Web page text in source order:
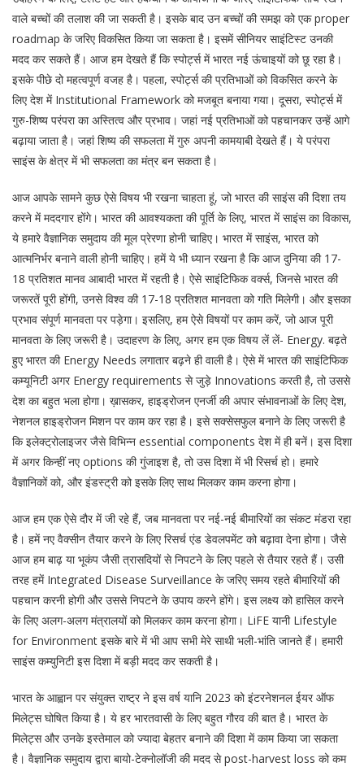
वाले बच्चों की तलाश की जा सकती है। इसके बाद उन बच्चों की समझ को एक proper
roadmap के जरिए विकसित किया जा सकता है। इसमें सीनियर साइंटिस्ट उनकी
मदद कर सकते हैं। आज हम देखते हैं कि स्पोर्ट्स में भारत नई ऊंचाइयों को छू रहा है।
इसके पीछे दो महत्वपूर्ण वजह है। पहला, स्पोर्ट्स की प्रतिभाओं को विकसित करने के
लिए देश में Institutional Framework को मजबूत बनाया गया। दूसरा, स्पोर्ट्स में
गुरु-शिष्य परंपरा का अस्तित्व और प्रभाव। जहां नई प्रतिभाओं को पहचानकर उन्हें आगे
बढ़ाया जाता है। जहां शिष्य की सफलता में गुरु अपनी कामयाबी देखते हैं। ये परंपरा
साइंस के क्षेत्र में भी सफलता का मंत्र बन सकता है।
आज आपके सामने कुछ ऐसे विषय भी रखना चाहता हूं, जो भारत की साइंस की दिशा तय
करने में मददगार होंगे। भारत की आवश्यकता की पूर्ति के लिए, भारत में साइंस का विकास,
ये हमारे वैज्ञानिक समुदाय की मूल प्रेरणा होनी चाहिए। भारत में साइंस, भारत को
आत्मनिर्भर बनाने वाली होनी चाहिए। हमें ये भी ध्यान रखना है कि आज दुनिया की 17-
18 प्रतिशत मानव आबादी भारत में रहती है। ऐसे साइंटिफिक वर्क्स, जिनसे भारत की
जरूरतें पूरी होंगी, उनसे विश्व की 17-18 प्रतिशत मानवता को गति मिलेगी। और इसका
प्रभाव संपूर्ण मानवता पर पड़ेगा। इसलिए, हम ऐसे विषयों पर काम करें, जो आज पूरी
मानवता के लिए जरूरी है। उदाहरण के लिए, अगर हम एक विषय लें लें- Energy. बढ़ते
हुए भारत की Energy Needs लगातार बढ़ने ही वाली है। ऐसे में भारत की साइंटिफिक
कम्यूनिटी अगर Energy requirements से जुड़े Innovations करती है, तो उससे
देश का बहुत भला होगा। ख़ासकर, हाइड्रोजन एनर्जी की अपार संभावनाओं के लिए देश,
नेशनल हाइड्रोजन मिशन पर काम कर रहा है। इसे सक्सेसफुल बनाने के लिए जरूरी है
कि इलेक्ट्रोलाइजर जैसे विभिन्न essential components देश में ही बनें। इस दिशा
में अगर किन्हीं नए options की गुंजाइश है, तो उस दिशा में भी रिसर्च हो। हमारे
वैज्ञानिकों को, और इंडस्ट्री को इसके लिए साथ मिलकर काम करना होगा।
आज हम एक ऐसे दौर में जी रहे हैं, जब मानवता पर नई-नई बीमारियों का संकट मंडरा रहा
है। हमें नए वैक्सीन तैयार करने के लिए रिसर्च एंड डेवलपमेंट को बढ़ावा देना होगा। जैसे
आज हम बाढ़ या भूकंप जैसी त्रासदियों से निपटने के लिए पहले से तैयार रहते हैं। उसी
तरह हमें Integrated Disease Surveillance के जरिए समय रहते बीमारियों की
पहचान करनी होगी और उससे निपटने के उपाय करने होंगे। इस लक्ष्य को हासिल करने
के लिए अलग-अलग मंत्रालयों को मिलकर काम करना होगा। LiFE यानी Lifestyle
for Environment इसके बारे में भी आप सभी मेरे साथी भली-भांति जानते हैं। हमारी
साइंस कम्युनिटी इस दिशा में बड़ी मदद कर सकती है।
भारत के आह्वान पर संयुक्त राष्ट्र ने इस वर्ष यानि 2023 को इंटरनेशनल ईयर ऑफ
मिलेट्स घोषित किया है। ये हर भारतवासी के लिए बहुत गौरव की बात है। भारत के
मिलेट्स और उनके इस्तेमाल को ज्यादा बेहतर बनाने की दिशा में काम किया जा सकता
है। वैज्ञानिक समुदाय द्वारा बायो-टेक्नोलॉजी की मदद से post-harvest loss को कम